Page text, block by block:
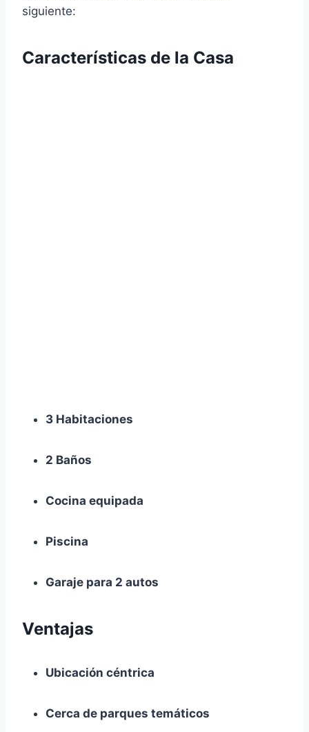
siguiente:
Características de la Casa
3 Habitaciones
2 Baños
Cocina equipada
Piscina
Garaje para 2 autos
Ventajas
Ubicación céntrica
Cerca de parques temáticos